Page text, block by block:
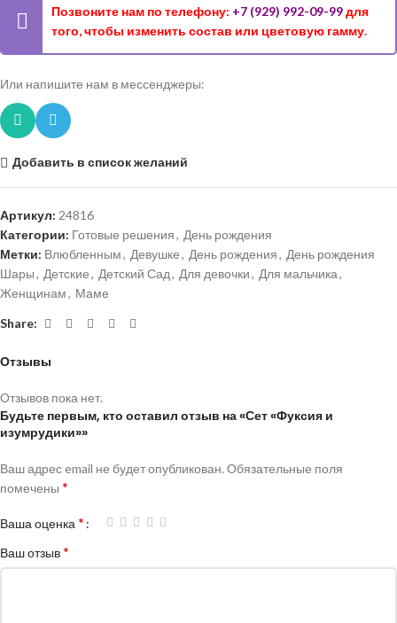
Позвоните нам по телефону: +7 (929) 992-09-99для
того, чтобы изменить состав или цветовую гамму.
Или напишите нам в мессенджеры:
Добавить в список желаний
Артикул: 24816
Категории: Готовые решения, День рождения
Метки: Влюбленным, Девушке, День рождения, День рождения
Шары, Детские, Детский Сад, Для девочки, Для мальчика,
Женщинам, Маме
Share:
Отзывы
Отзывов пока нет.
Будьте первым, кто оставил отзыв на «Сет «Фуксия и
изумрудики»»
Ваш адрес email не будет опубликован. Обязательные поля
помечены *
Ваша оценка *
Ваш отзыв*